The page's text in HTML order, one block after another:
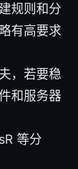
规则和分
有高要求
，若要稳
和服务器
等分